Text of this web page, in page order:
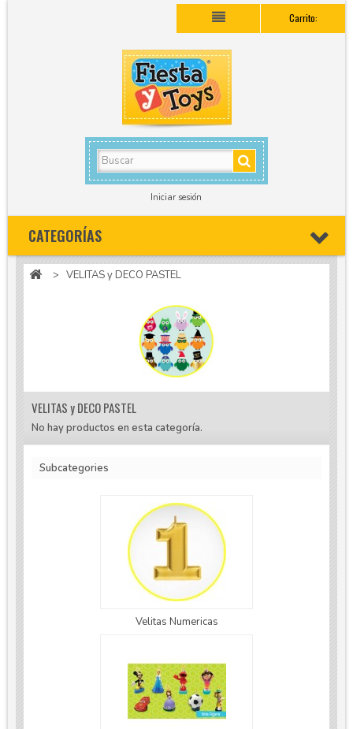
Carrito:
Iniciar sesión
CATEGORÍAS
> VELITAS y DECO PASTEL
VELITAS y DECO PASTEL
No hay productos en esta categoría.
Subcategories
Velitas Numericas